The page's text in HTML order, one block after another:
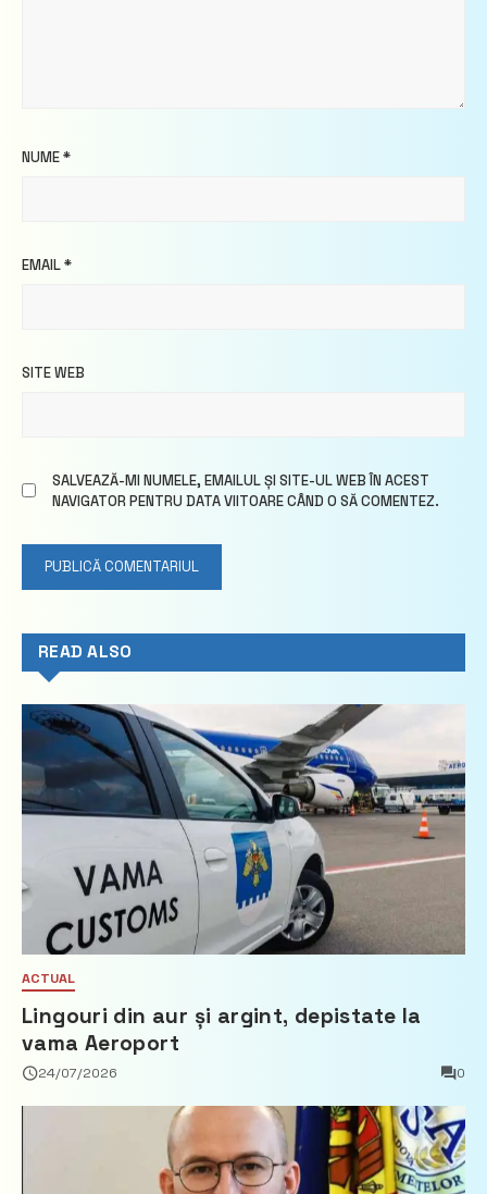
NUME*
EMAIL*
SITE WEB
SALVEAZĂ-MI NUMELE, EMAILUL ȘI SITE-UL WEB ÎN ACEST
NAVIGATOR PENTRU DATA VIITOARE CÂND O SĂ COMENTEZ.
READ ALSO
ACTUAL
Lingouri din aur și argint, depistate la
vama Aeroport
24/07/2026 0